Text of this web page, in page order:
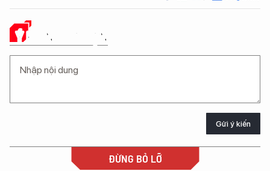
Ý KIẾN CỦA BẠN
Gửi ý kiến
ĐỪNG BỎ LỠ